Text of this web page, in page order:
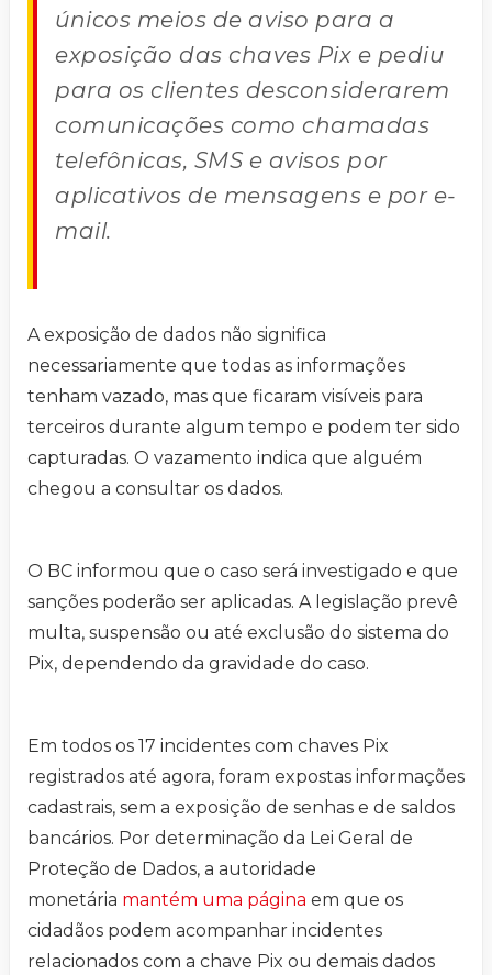
únicos meios de aviso para a
exposição das chaves Pix e pediu
para os clientes desconsiderarem
comunicações como chamadas
telefônicas, SMS e avisos por
aplicativos de mensagens e por e-
mail.
A exposição de dados não significa
necessariamente que todas as informações
tenham vazado, mas que ficaram visíveis para
terceiros durante algum tempo e podem ter sido
capturadas. O vazamento indica que alguém
chegou a consultar os dados.
O BC informou que o caso será investigado e que
sanções poderão ser aplicadas. A legislação prevê
multa, suspensão ou até exclusão do sistema do
Pix, dependendo da gravidade do caso.
Em todos os 17 incidentes com chaves Pix
registrados até agora, foram expostas informações
cadastrais, sem a exposição de senhas e de saldos
bancários. Por determinação da Lei Geral de
Proteção de Dados, a autoridade
monetária mantém uma página em que os
cidadãos podem acompanhar incidentes
relacionados com a chave Pix ou demais dados